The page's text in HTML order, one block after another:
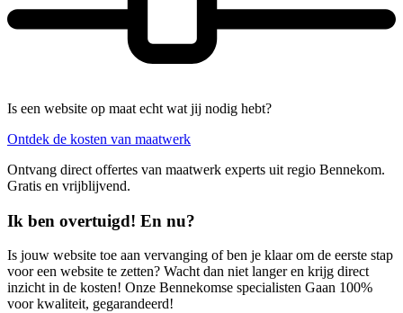
Is een website op maat echt wat jij nodig hebt?
Ontdek de kosten van maatwerk
Ontvang direct offertes van maatwerk experts uit regio Bennekom.
Gratis en vrijblijvend.
Ik ben overtuigd! En nu?
Is jouw website toe aan vervanging of ben je klaar om de eerste stap
voor een website te zetten? Wacht dan niet langer en krijg direct
inzicht in de kosten! Onze Bennekomse specialisten Gaan 100%
voor kwaliteit, gegarandeerd!